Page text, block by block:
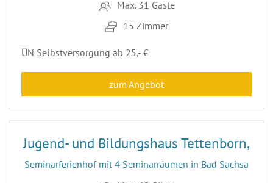
Max. 31 Gäste
15 Zimmer
ÜN Selbstversorgung ab 25,- €
zum Angebot
23 ENTFERNUNG 72,6 KM
Jugend- und Bildungshaus Tettenborn,
Seminarferienhof mit 4 Seminarräumen in Bad Sachsa